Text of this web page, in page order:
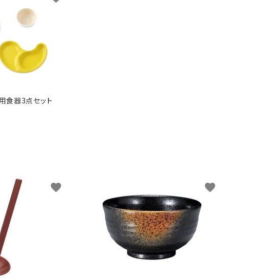
食器3点セット
favorite favorite